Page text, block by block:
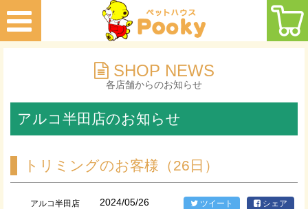
SHOP NEWS
各店舗からのお知らせ
アルコ半田店のお知らせ
トリミングのお客様（26日）
アルコ半田店 2024/05/26 ツイート シェア